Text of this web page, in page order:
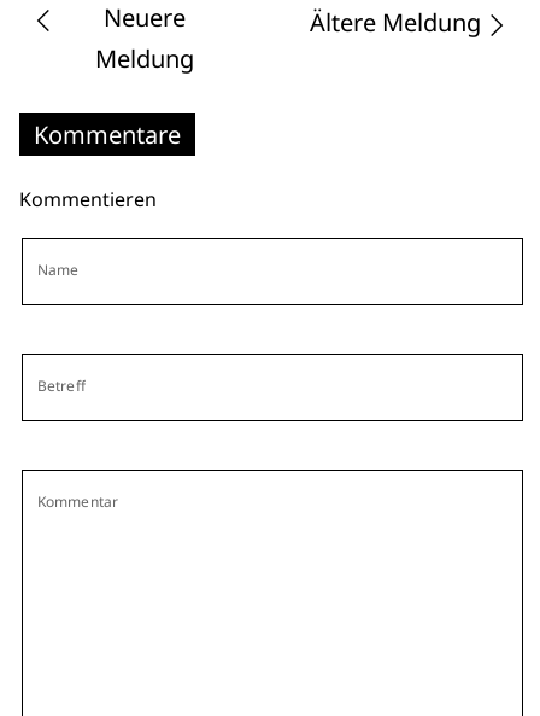
Neuere
Meldung
Ältere Meldung
Kommentare
Kommentieren
Name
Betreff
Kommentar